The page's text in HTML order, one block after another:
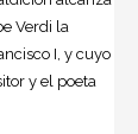
Verdi la
I, y cuyo
y el poeta